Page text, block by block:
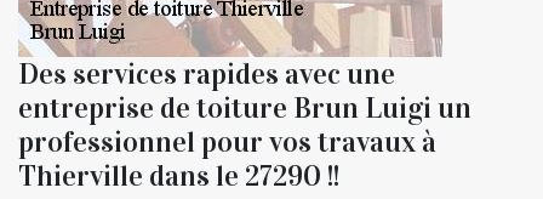
Des services rapides avec une
entreprise de toiture Brun Luigi un
professionnel pour vos travaux à
Thierville dans le 27290 !!